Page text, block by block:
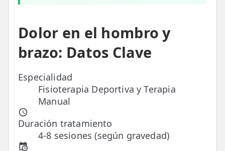
🫶 Suelo Pélvico
💆 Masajes Madrid
🏅 Fisioterapia Deportiva
🧠 Fisioterapia Neurológica
🧍 Fisioterapia Vestibular
🫁 Fisioterapia Respiratoria
Dolor en el hombro y
brazo: Datos Clave
Especialidad
Fisioterapia Deportiva y Terapia
Manual
Duración tratamiento
4-8 sesiones (según gravedad)